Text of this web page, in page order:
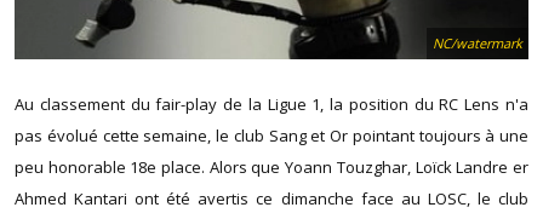
NC/watermark
Au classement du fair-play de la Ligue 1, la position du RC Lens n'a
pas évolué cette semaine, le club Sang et Or pointant toujours à une
peu honorable 18e place. Alors que Yoann Touzghar, Loïck Landre er
Ahmed Kantari ont été avertis ce dimanche face au LOSC, le club